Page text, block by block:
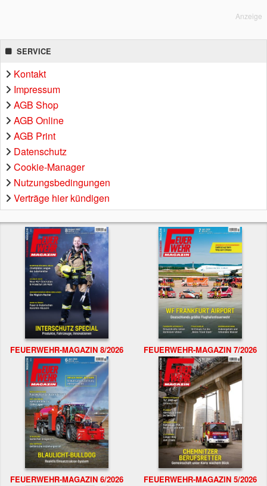
Anzeige
SERVICE
Kontakt
Impressum
AGB Shop
AGB Online
AGB Print
Datenschutz
Cookie-Manager
Nutzungsbedingungen
Verträge hier kündigen
FEUERWEHR-MAGAZIN 8/2026 FEUERWEHR-MAGAZIN 7/2026
FEUERWEHR-MAGAZIN 6/2026 FEUERWEHR-MAGAZIN 5/2026